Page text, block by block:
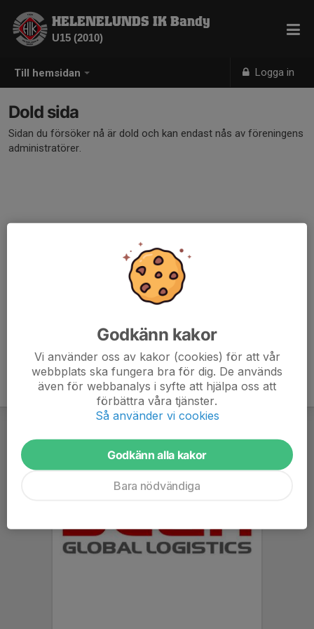
Till hemsidan Logga in
HELENELUNDS IK Bandy
U15 (2010)
Dold sida
Sidan du försöker nå är dold och kan endast nås av föreningens
administratörer.
Godkänn kakor
Vi använder oss av kakor (cookies) för att vår
webbplats ska fungera bra för dig. De används
även för webbanalys i syfte att hjälpa oss att
förbättra våra tjänster.
Så använder vi cookies
Godkänn alla kakor
Bara nödvändiga